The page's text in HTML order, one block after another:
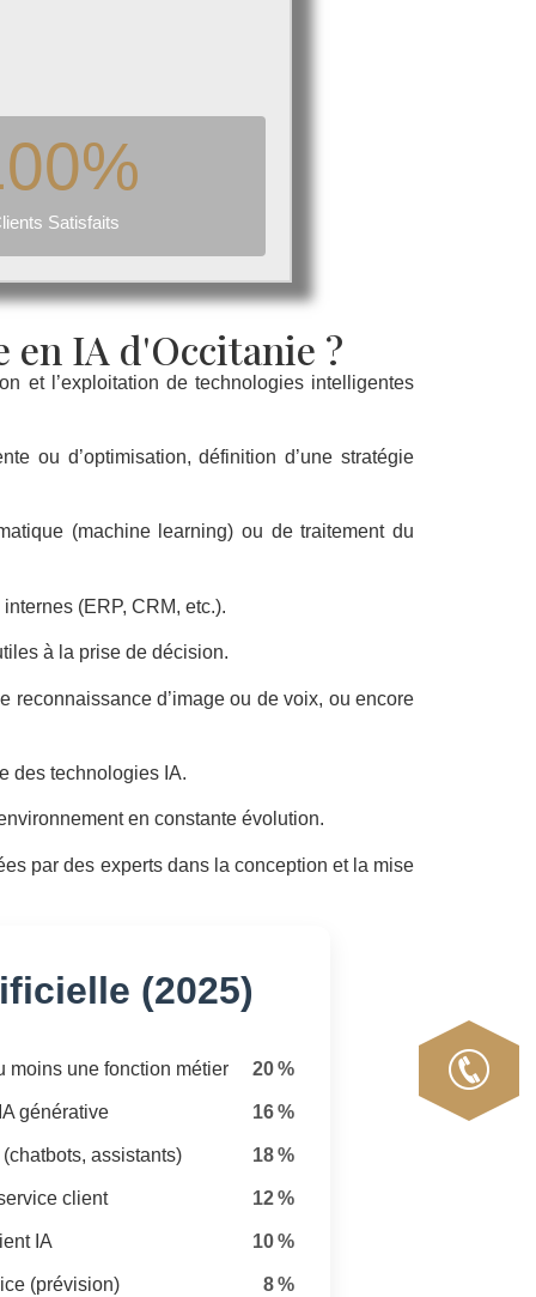
Satisfaits
%
en IA d'Occitanie ?
et l’exploitation de technologies intelligentes
ou d’optimisation, définition d’une stratégie
(machine learning) ou de traitement du
(ERP, CRM, etc.).
à la prise de décision.
d’image ou de voix, ou encore
des technologies IA.
en constante évolution.
par des experts dans la conception et la mise
(2025)
moins une fonction métier 20 %
générative 16 %
assistants) 18 %
client 12 %
IA 10 %
(prévision) 8 %